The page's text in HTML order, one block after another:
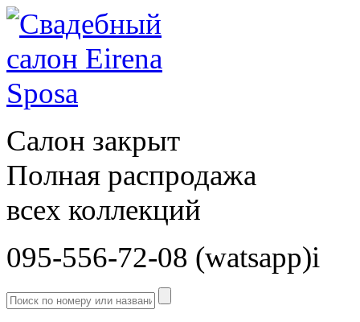
Салон закрыт
Полная распродажа
всех коллекций
095-556-72-08 (watsapp)і